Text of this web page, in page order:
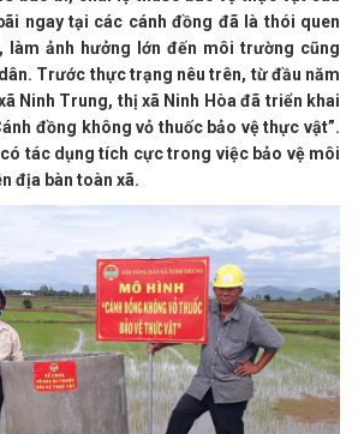
ngay tại các cánh đồng đã là thói quen
làm ảnh hưởng lớn đến môi trường cũng
Trước thực trạng nêu trên, từ đầu năm
Ninh Trung, thị xã Ninh Hòa đã triển khai
đồng không vỏ thuốc bảo vệ thực vật”.
tác dụng tích cực trong việc bảo vệ môi
địa bàn toàn xã.